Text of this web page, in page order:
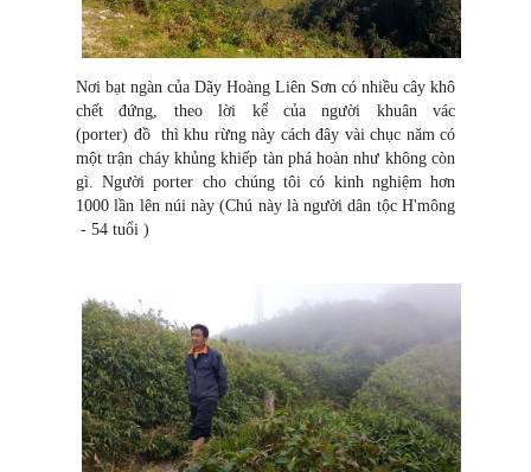
Nơi bạt ngàn của Dãy Hoàng Liên Sơn có nhiều cây khô
chết đứng, theo lời kể của người khuân vác
(porter) đồ thì khu rừng này cách đây vài chục năm có
một trận cháy khủng khiếp tàn phá hoàn như không còn
gì. Người porter cho chúng tôi có kinh nghiệm hơn
1000 lần lên núi này (Chú này là người dân tộc H'mông
- 54 tuổi )